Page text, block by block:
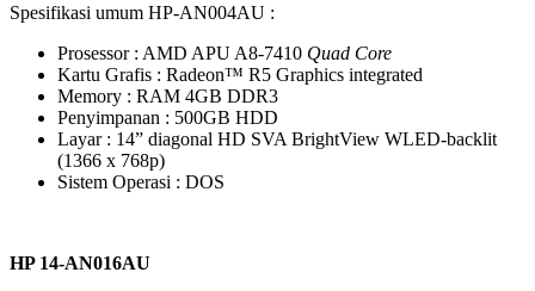
Spesifikasi umum HP-AN004AU :
Prosessor : AMD APU A8-7410 Quad Core
Kartu Grafis : Radeon™ R5 Graphics integrated
Memory : RAM 4GB DDR3
Penyimpanan : 500GB HDD
Layar : 14” diagonal HD SVA BrightView WLED-backlit
(1366 x 768p)
Sistem Operasi : DOS
HP 14-AN016AU